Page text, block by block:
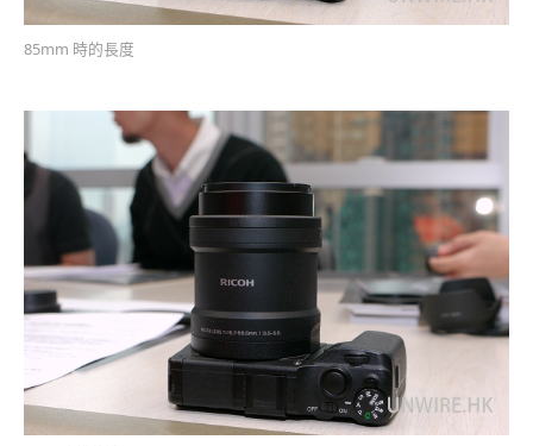
85mm 時的長度